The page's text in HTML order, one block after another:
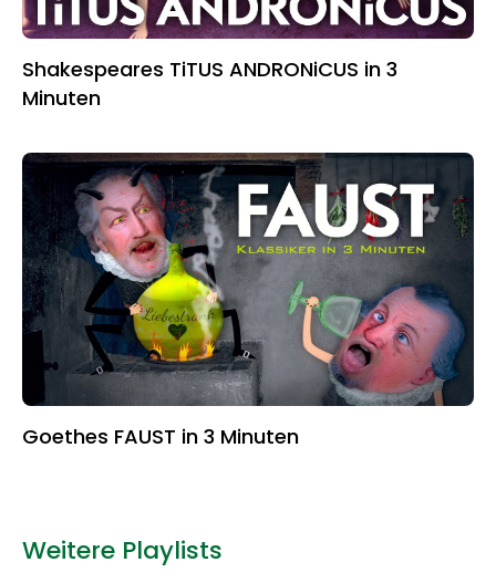
Shakespeares TiTUS ANDRONiCUS in 3
Minuten
Goethes FAUST in 3 Minuten
Weitere Playlists